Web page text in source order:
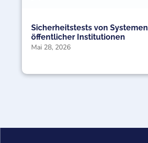
Sicherheitstests von Systemen
öffentlicher Institutionen
Mai 28, 2026